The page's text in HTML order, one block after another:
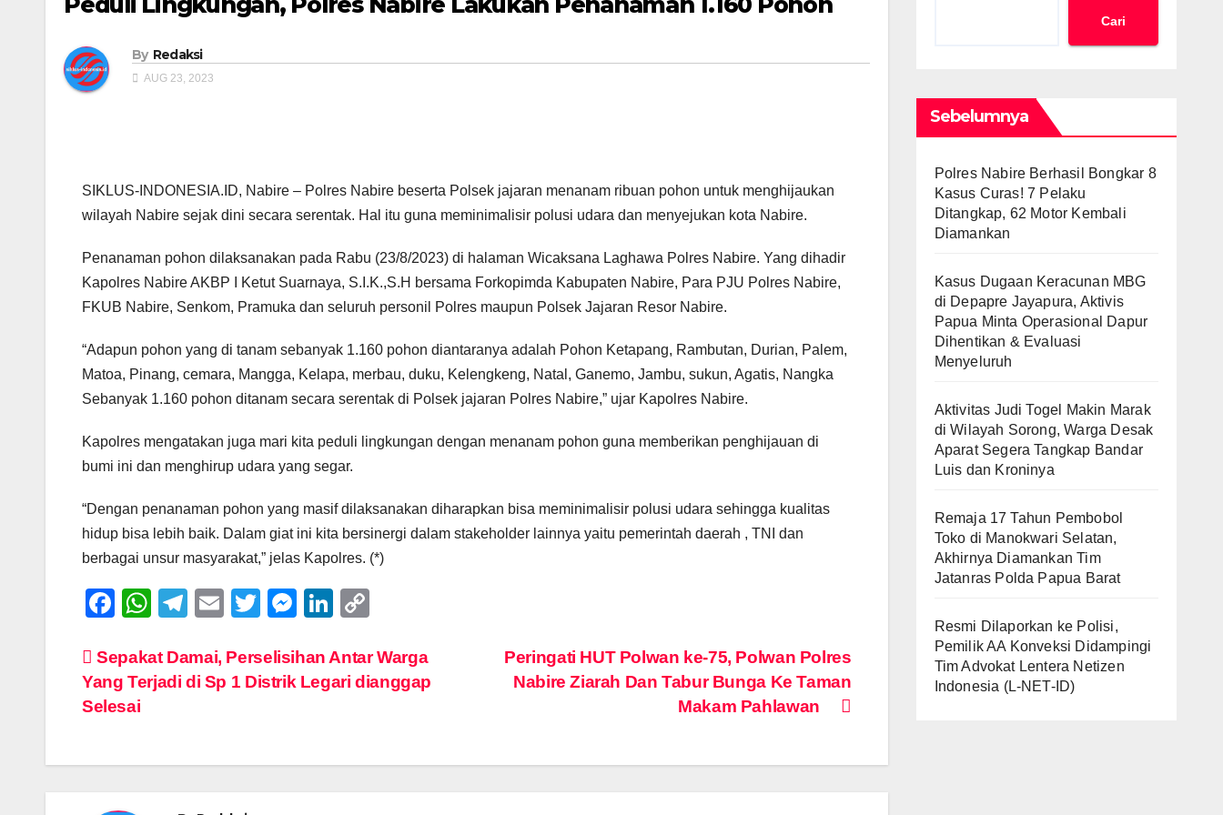
By Redaksi
AUG 23, 2023
SIKLUS-INDONESIA.ID, Nabire – Polres Nabire beserta Polsek jajaran menanam ribuan pohon untuk menghijaukan
wilayah Nabire sejak dini secara serentak. Hal itu guna meminimalisir polusi udara dan menyejukan kota Nabire.
Penanaman pohon dilaksanakan pada Rabu (23/8/2023) di halaman Wicaksana Laghawa Polres Nabire. Yang dihadir
Kapolres Nabire AKBP I Ketut Suarnaya, S.I.K.,S.H bersama Forkopimda Kabupaten Nabire, Para PJU Polres Nabire,
FKUB Nabire, Senkom, Pramuka dan seluruh personil Polres maupun Polsek Jajaran Resor Nabire.
“Adapun pohon yang di tanam sebanyak 1.160 pohon diantaranya adalah Pohon Ketapang, Rambutan, Durian, Palem,
Matoa, Pinang, cemara, Mangga, Kelapa, merbau, duku, Kelengkeng, Natal, Ganemo, Jambu, sukun, Agatis, Nangka
Sebanyak 1.160 pohon ditanam secara serentak di Polsek jajaran Polres Nabire,” ujar Kapolres Nabire.
Kapolres mengatakan juga mari kita peduli lingkungan dengan menanam pohon guna memberikan penghijauan di
bumi ini dan menghirup udara yang segar.
“Dengan penanaman pohon yang masif dilaksanakan diharapkan bisa meminimalisir polusi udara sehingga kualitas
hidup bisa lebih baik. Dalam giat ini kita bersinergi dalam stakeholder lainnya yaitu pemerintah daerah , TNI dan
berbagai unsur masyarakat,” jelas Kapolres. (*)
F
c
e
b
k
W
at
s
T
e
gr
E
ail
T
tt
er
M
ss
e
Li
k
e
p
y
Post
navigation
Peringati HUT Polwan ke-75, Polwan Polres
Nabire Ziarah Dan Tabur Bunga Ke Taman
Makam Pahlawan
Sepakat Damai, Perselisihan Antar Warga
Yang Terjadi di Sp 1 Distrik Legari dianggap
Selesai
Cari
Sebelumnya
Polres Nabire Berhasil Bongkar 8
Kasus Curas! 7 Pelaku
Ditangkap, 62 Motor Kembali
Diamankan
Kasus Dugaan Keracunan MBG
di Depapre Jayapura, Aktivis
Papua Minta Operasional Dapur
Dihentikan & Evaluasi
Menyeluruh
Aktivitas Judi Togel Makin Marak
di Wilayah Sorong, Warga Desak
Aparat Segera Tangkap Bandar
Luis dan Kroninya
Remaja 17 Tahun Pembobol
Toko di Manokwari Selatan,
Akhirnya Diamankan Tim
Jatanras Polda Papua Barat
Resmi Dilaporkan ke Polisi,
Pemilik AA Konveksi Didampingi
Tim Advokat Lentera Netizen
Indonesia (L-NET-ID)